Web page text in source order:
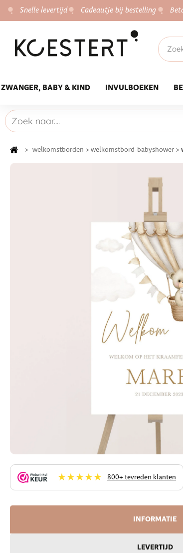
Snelle levertijd Cadeautje bij bestelling
ZWANGER, BABY & KIND INVULBOEKEN
> welkomstborden > welkomstbord-babyshower >
★★★★★ 800+ tevreden klanten
INFORMATIE
LEVERTIJD